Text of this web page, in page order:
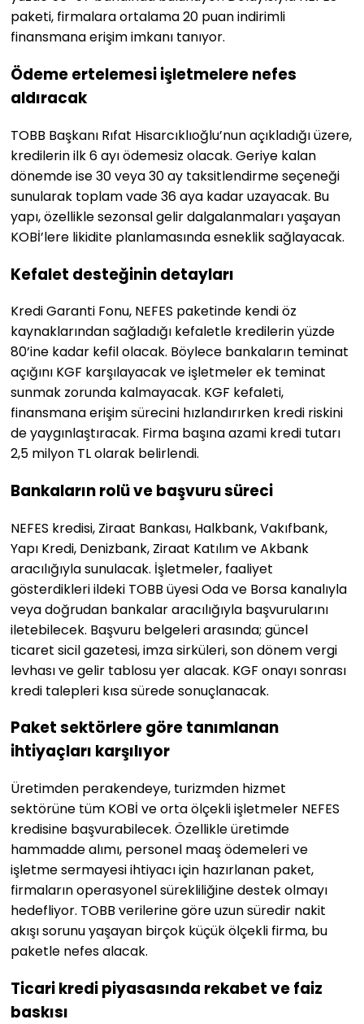
paketi, firmalara ortalama 20 puan indirimli
finansmana erişim imkanı tanıyor.
Ödeme ertelemesi işletmelere nefes
aldıracak
TOBB Başkanı Rıfat Hisarcıklıoğlu’nun açıkladığı üzere,
kredilerin ilk 6 ayı ödemesiz olacak. Geriye kalan
dönemde ise 30 veya 30 ay taksitlendirme seçeneği
sunularak toplam vade 36 aya kadar uzayacak. Bu
yapı, özellikle sezonsal gelir dalgalanmaları yaşayan
KOBİ’lere likidite planlamasında esneklik sağlayacak.
Kefalet desteğinin detayları
Kredi Garanti Fonu, NEFES paketinde kendi öz
kaynaklarından sağladığı kefaletle kredilerin yüzde
80’ine kadar kefil olacak. Böylece bankaların teminat
açığını KGF karşılayacak ve işletmeler ek teminat
sunmak zorunda kalmayacak. KGF kefaleti,
finansmana erişim sürecini hızlandırırken kredi riskini
de yaygınlaştıracak. Firma başına azami kredi tutarı
2,5 milyon TL olarak belirlendi.
Bankaların rolü ve başvuru süreci
NEFES kredisi, Ziraat Bankası, Halkbank, Vakıfbank,
Yapı Kredi, Denizbank, Ziraat Katılım ve Akbank
aracılığıyla sunulacak. İşletmeler, faaliyet
gösterdikleri ildeki TOBB üyesi Oda ve Borsa kanalıyla
veya doğrudan bankalar aracılığıyla başvurularını
iletebilecek. Başvuru belgeleri arasında; güncel
ticaret sicil gazetesi, imza sirküleri, son dönem vergi
levhası ve gelir tablosu yer alacak. KGF onayı sonrası
kredi talepleri kısa sürede sonuçlanacak.
Paket sektörlere göre tanımlanan
ihtiyaçları karşılıyor
Üretimden perakendeye, turizmden hizmet
sektörüne tüm KOBİ ve orta ölçekli işletmeler NEFES
kredisine başvurabilecek. Özellikle üretimde
hammadde alımı, personel maaş ödemeleri ve
işletme sermayesi ihtiyacı için hazırlanan paket,
firmaların operasyonel sürekliliğine destek olmayı
hedefliyor. TOBB verilerine göre uzun süredir nakit
akışı sorunu yaşayan birçok küçük ölçekli firma, bu
paketle nefes alacak.
Ticari kredi piyasasında rekabet ve faiz
baskısı